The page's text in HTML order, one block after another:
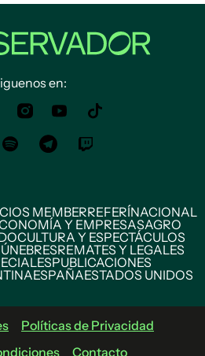
en:
MEMBERREFERÍNACIONAL
Y EMPRESASAGRO
CULTURA Y ESPECTÁCULOS
REMATES Y LEGALES
PUBLICACIONES
ESPAÑAESTADOS UNIDOS
Políticas de Privacidad
Contacto